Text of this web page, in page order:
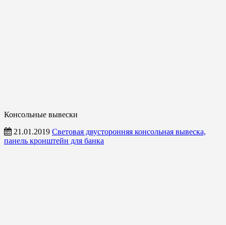
Консольные вывески
21.01.2019 Световая двусторонняя консольная вывеска,
панель кронштейн для банка